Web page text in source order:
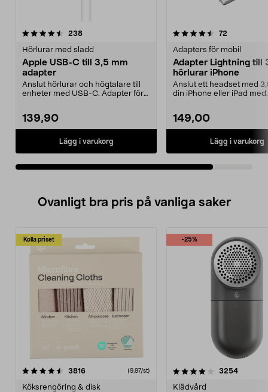
238recensioner
Hörlurar med sladd
Apple USB-C till 3,5 mm
adapter
Anslut hörlurar och högtalare till
enheter med USB-C. Adapter för
139,90
Lägg i varukorg
4.5av 5 stjärnor 72
Adapters för mobil
Adapter Lightning till
hörlurar iPhone
Anslut ett headset med
din iPhone eller iPad med
149,00
Lägg i varukorg
Ovanligt bra pris på vanliga saker
Kolla priset
3816recensioner (9,97/st)
Köksrengöring & disk
-25%
4.0av 5 stjärnor 3254
Klädvård
4.5av 5 stjärnor